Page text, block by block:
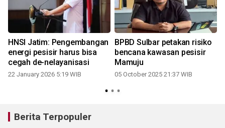
HNSI Jatim: Pengembangan
energi pesisir harus bisa
cegah de-nelayanisasi
22 January 2026 5:19 WIB
BPBD Sulbar petakan risiko
bencana kawasan pesisir
Mamuju
05 October 2025 21:37 WIB
Berita Terpopuler